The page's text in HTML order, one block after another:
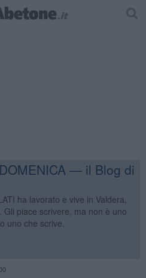
— il Blog di
ha lavorato e vive in Valdera,
Gli piace scrivere, ma non è uno
uno che scrive.